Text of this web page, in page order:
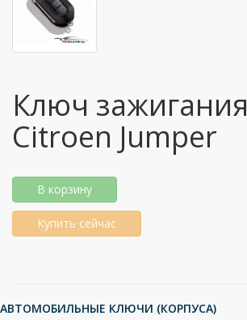
Ключ зажигания
Citroen Jumper
В корзину
Купить сейчас
АВТОМОБИЛЬНЫЕ КЛЮЧИ (КОРПУСА)